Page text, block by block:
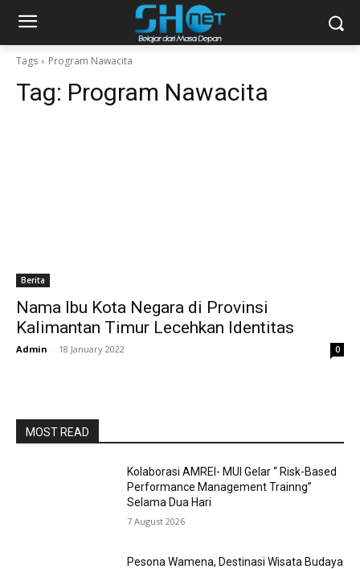
Tags Program Nawacita
Tag: Program Nawacita
Berita
Nama Ibu Kota Negara di Provinsi
Kalimantan Timur Lecehkan Identitas
Admin - 18 January 2022 0
MOST READ
Kolaborasi AMREI- MUI Gelar “ Risk-Based
Performance Management Trainng”
Selama Dua Hari
7 August 2026
Pesona Wamena, Destinasi Wisata Budaya